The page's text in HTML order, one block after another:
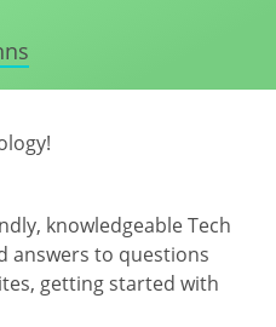
knowledgeable Tech
answers to questions
getting started with